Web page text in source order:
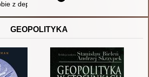
z depresją? : porady psychiatry i opiekuna
GEOPOLITYKA